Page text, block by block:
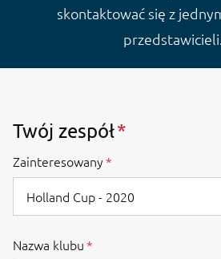
skontaktować się z
przedstawicieli.
Twój zespół
Zainteresowany
Nazwa klubu